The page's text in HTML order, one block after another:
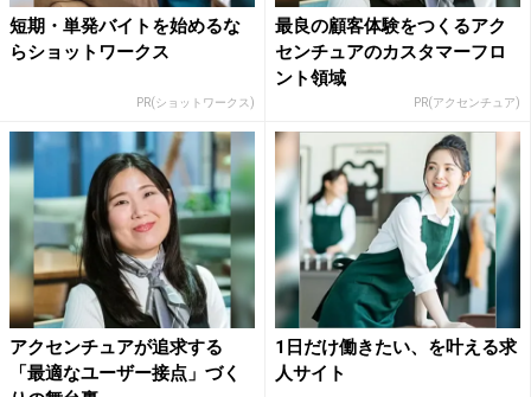
短期・単発バイトを始めるな
らショットワークス
PR(ショットワークス)
最良の顧客体験をつくるアク
センチュアのカスタマーフロ
ント領域
PR(アクセンチュア)
アクセンチュアが追求する
「最適なユーザー接点」づく
1日だけ働きたい、を叶える求
人サイト